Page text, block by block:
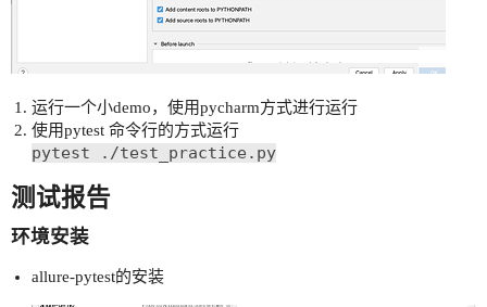
运行一个小demo，使用pycharm方式进行运行
使用pytest 命令行的方式运行
pytest ./test_practice.py
测试报告
环境安装
allure-pytest的安装